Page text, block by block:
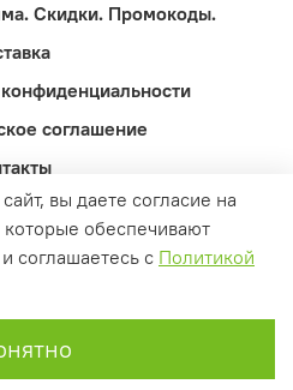
Скидки. Промокоды.
соглашение
и ответывы даете согласие на
обеспечивают
соглашаетесь с Политикой